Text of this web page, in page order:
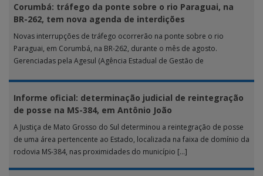
Corumbá: tráfego da ponte sobre o rio Paraguai, na
BR-262, tem nova agenda de interdições
Novas interrupções de tráfego ocorrerão na ponte sobre o rio
Paraguai, em Corumbá, na BR-262, durante o mês de agosto.
Gerenciadas pela Agesul (Agência Estadual de Gestão de
Informe oficial: determinação judicial de reintegração
de posse na MS-384, em Antônio João
A Justiça de Mato Grosso do Sul determinou a reintegração de posse
de uma área pertencente ao Estado, localizada na faixa de domínio da
rodovia MS-384, nas proximidades do município […]